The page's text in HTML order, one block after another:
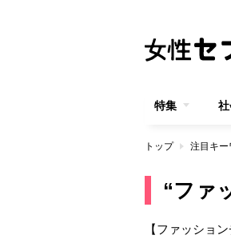
特集
トップ 注目キー
“ファ
【ファッショ